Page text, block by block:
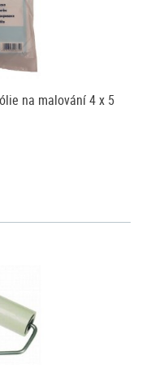
na malování 4 x 5